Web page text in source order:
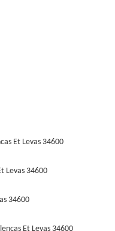
Et Levas 34600
Levas 34600
34600
Et Levas 34600